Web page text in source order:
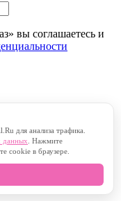
вы соглашаетесь и
для анализа трафика.
данных . Нажмите
cookie в браузере.